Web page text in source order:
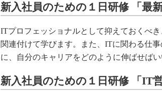
新入社員のための１日研修 「最
ITプロフェッショナルとして抑えておくべ
関連付けて学びます。また、ITに関わる仕
に、自分のキャリアをどのように伸ばせばい
新入社員のための１日研修 「IT